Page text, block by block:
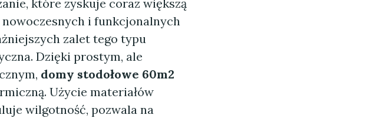
które zyskuje coraz większą
i funkcjonalnych
zalet tego typu
Dzięki prostym, ale
domy stodołowe 60m2
Użycie materiałów
wilgotność, pozwala na